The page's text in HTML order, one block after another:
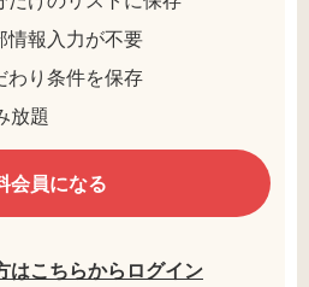
情報入力が不要
わり条件を保存
放題
会員になる
はこちらからログイン